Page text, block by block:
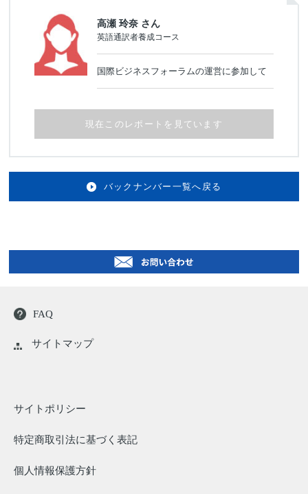
高瀬 玲奈 さん
英語通訳者養成コース
国際ビジネスフォーラムの運営に参加して
現在このレポートを見ています
バックナンバー一覧へ戻る
FAQ
サイトマップ
サイトポリシー
特定商取引法に基づく表記
個人情報保護方針